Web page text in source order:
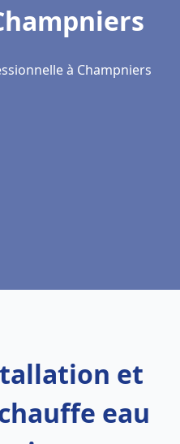
à Champniers
et
eau